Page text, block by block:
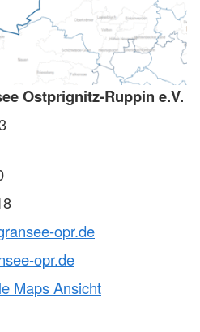
Ostprignitz-Ruppin e.V.
opr.de
opr.de
Maps Ansicht